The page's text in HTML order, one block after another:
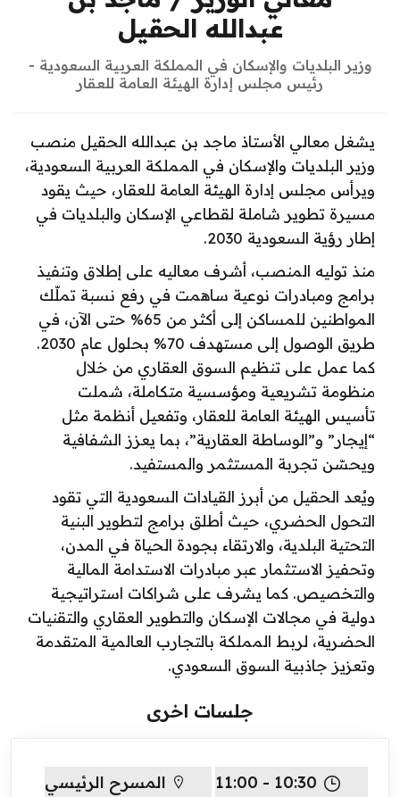
عبدالله الحقيل
وزير البلديات والإسكان في المملكة العربية السعودية -
رئيس مجلس إدارة الهيئة العامة للعقار
يشغل معالي الأستاذ ماجد بن عبدالله الحقيل منصب
وزير البلديات والإسكان في المملكة العربية السعودية،
ويرأس مجلس إدارة الهيئة العامة للعقار، حيث يقود
مسيرة تطوير شاملة لقطاعي الإسكان والبلديات في
إطار رؤية السعودية 2030.
منذ توليه المنصب، أشرف معاليه على إطلاق وتنفيذ
برامج ومبادرات نوعية ساهمت في رفع نسبة تملّك
المواطنين للمساكن إلى أكثر من 65% حتى الآن، في
طريق الوصول إلى مستهدف 70% بحلول عام 2030.
كما عمل على تنظيم السوق العقاري من خلال
منظومة تشريعية ومؤسسية متكاملة، شملت
تأسيس الهيئة العامة للعقار، وتفعيل أنظمة مثل
“إيجار” و”الوساطة العقارية”، بما يعزز الشفافية
ويحسّن تجربة المستثمر والمستفيد.
ويُعد الحقيل من أبرز القيادات السعودية التي تقود
التحول الحضري، حيث أطلق برامج لتطوير البنية
التحتية البلدية، والارتقاء بجودة الحياة في المدن،
وتحفيز الاستثمار عبر مبادرات الاستدامة المالية
والتخصيص. كما يشرف على شراكات استراتيجية
دولية في مجالات الإسكان والتطوير العقاري والتقنيات
الحضرية، لربط المملكة بالتجارب العالمية المتقدمة
وتعزيز جاذبية السوق السعودي.
جلسات اخرى
المسرح الرئيسي